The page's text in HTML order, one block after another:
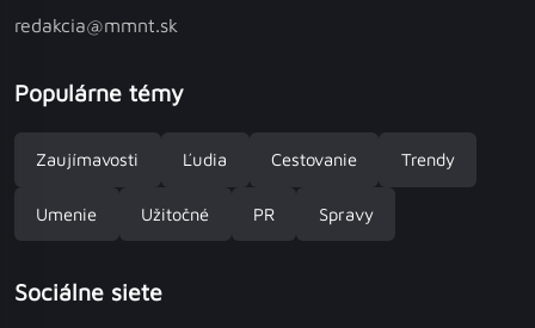
redakcia@mmnt.sk
Populárne témy
Zaujímavosti Ľudia Cestovanie Trendy
Umenie Užitočné PR Spravy
Sociálne siete